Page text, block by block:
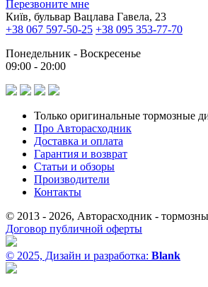
Перезвоните мне
Київ, бульвар Вацлава Гавела, 23
+38 067 597-50-25 +38 095 353-77-70
Понедельник - Воскресенье
09:00 - 20:00
Только оригинальные тормозные
Про Авторасходник
Доставка и оплата
Гарантия и возврат
Статьи и обзоры
Производители
Контакты
© 2013 - 2026, Авторасходник -
Договор публичной оферты
© 2025, Дизайн и разработка: Blank